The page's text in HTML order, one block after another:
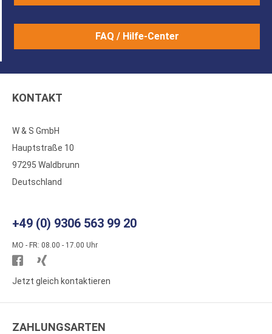
FAQ / Hilfe-Center
KONTAKT
W & S GmbH
Hauptstraße 10
97295 Waldbrunn
Deutschland
+49 (0) 9306 563 99 20
MO - FR: 08.00 - 17.00 Uhr
Besuchen
Sie
auf
Sie
auf
Jetzt gleich kontaktieren
ZAHLUNGSARTEN